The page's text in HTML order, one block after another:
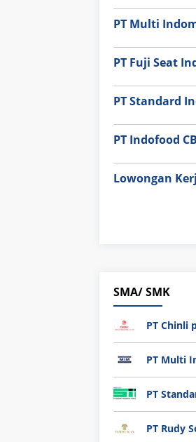
PT Multi
PT Fuji Seat
PT Standard
PT Indofood
Lowongan
SMA/ SMK
PT Multi
PT Rudy